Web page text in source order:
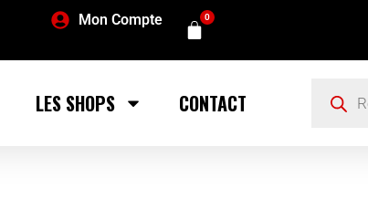
Mon Compte 0
LES SHOPS CONTACT